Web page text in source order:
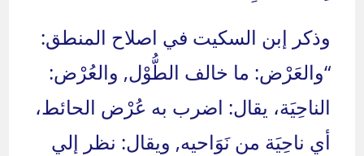
وذكر إبن السكيت في اصلاح المنطق:
“والعَرْض: ما خالف الطُّوْل, والعُرْض:
الناحِيَة، يقال: اضرب به عُرْض الحائط،
أي ناحِيَة من نَوَاحيه, ويقال: نظر إلي